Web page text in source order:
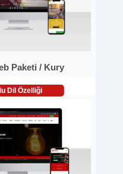
Paketi / Kury
Dil Özelliği